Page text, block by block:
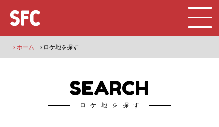
› ホーム › ロケ地を探す
SEARCH
ロケ地を探す